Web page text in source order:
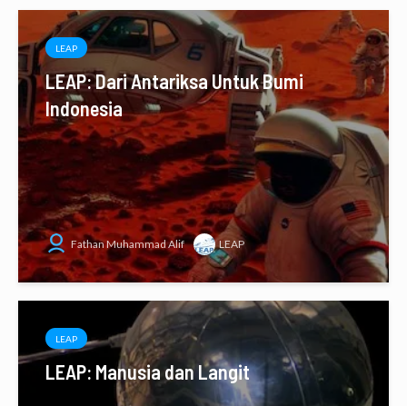
LEAP
LEAP: Dari Antariksa Untuk Bumi
Indonesia
Fathan Muhammad Alif LEAP
LEAP
LEAP: Manusia dan Langit